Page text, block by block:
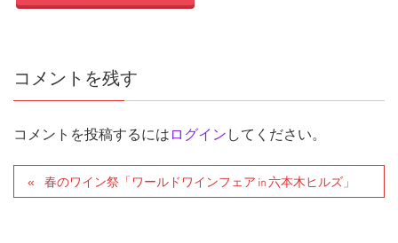
コメントを残す
コメントを投稿するには ログイン してください。
春のワイン祭「ワールドワインフェア㏌六本木ヒルズ」